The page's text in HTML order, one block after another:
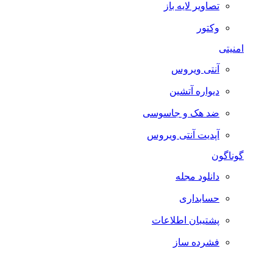
تصاویر لایه باز
وکتور
امنیتی
آنتی ویروس
دیواره آتشین
ضد هک و جاسوسی
آپدیت آنتی ویروس
گوناگون
دانلود مجله
حسابداری
پشتیبان اطلاعات
فشرده ساز